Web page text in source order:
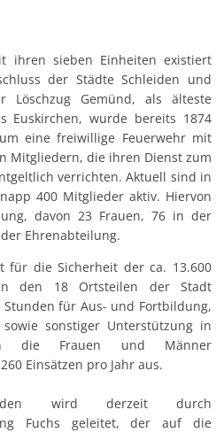
eines
zum
für die
ihren sieben Einheiten existiert
der Städte Schleiden und
Löschzug Gemünd, als älteste
Euskirchen, wurde bereits 1874
eine freiwillige Feuerwehr mit
Mitgliedern, die ihren Dienst zum
verrichten. Aktuell sind in
400 Mitglieder aktiv. Hiervon
davon 23 Frauen, 76 in der
Ehrenabteilung.
für die Sicherheit der ca. 13.600
den 18 Ortsteilen der Stadt
für Aus- und Fortbildung,
sonstiger Unterstützung in
die Frauen und Männer
Einsätzen pro Jahr aus.
wird derzeit durch
Fuchs geleitet, der auf die